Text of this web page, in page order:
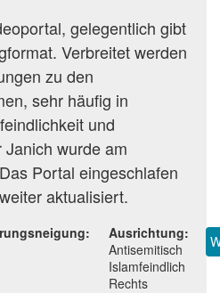
gelegentlich gibt
Verbreitet werden
zu den
sehr häufig in
und
wurde am
Portal eingeschlafen
aktualisiert.
Ausrichtung
Antisemitisch
Islamfeindlich
Rechts